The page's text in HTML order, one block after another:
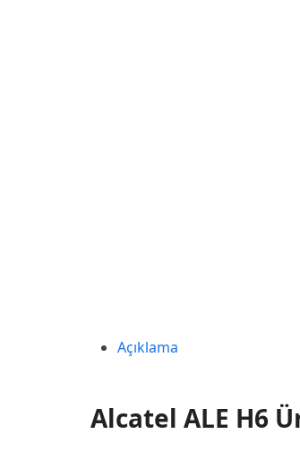
Açıklama
Alcatel ALE H6